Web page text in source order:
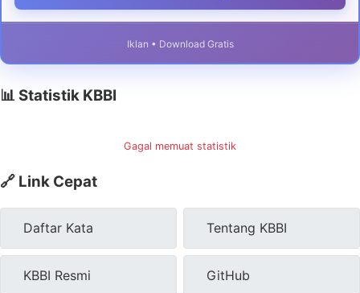
Iklan • Download Gratis
📊 Statistik KBBI
Gagal memuat statistik
🔗 Link Cepat
Daftar Kata Tentang KBBI
KBBI Resmi GitHub